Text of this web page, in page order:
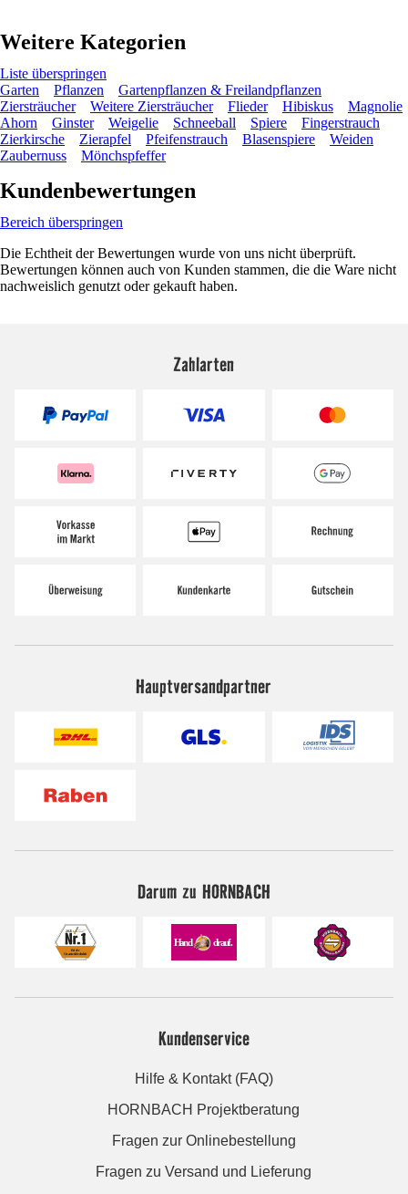
Weitere Kategorien
Liste überspringen
Garten
Pflanzen
Gartenpflanzen & Freilandpflanzen
Ziersträucher
Weitere Ziersträucher Flieder Hibiskus
Magnolie
Ahorn
Ginster Weigelie Schneeball Spiere
Fingerstrauch
Zierkirsche
Zierapfel Pfeifenstrauch Blasenspiere
Weiden
Zaubernuss
Mönchspfeffer
Kundenbewertungen
Bereich überspringen
Die Echtheit der Bewertungen wurde von uns nicht überprüft.
Bewertungen können auch von Kunden stammen, die die Ware nicht
nachweislich genutzt oder gekauft haben.
Zahlarten
Hauptversandpartner
Darum zu HORNBACH
Kundenservice
Hilfe & Kontakt (FAQ)
HORNBACH Projektberatung
Fragen zur Onlinebestellung
Fragen zu Versand und Lieferung